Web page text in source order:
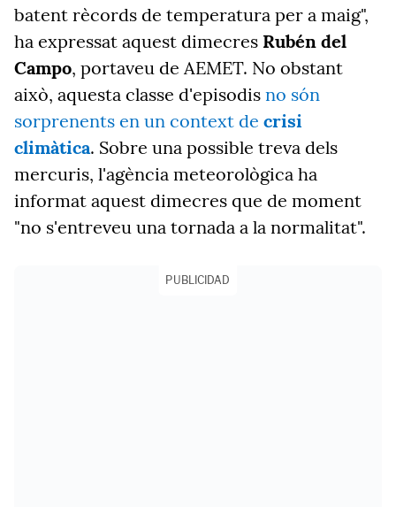
batent rècords de temperatura per a maig",
ha expressat aquest dimecres Rubén del
Campo, portaveu de AEMET. No obstant
això, aquesta classe d'episodis no són
sorprenents en un context de crisi
climàtica. Sobre una possible treva dels
mercuris, l'agència meteorològica ha
informat aquest dimecres que de moment
"no s'entreveu una tornada a la normalitat".
PUBLICIDAD